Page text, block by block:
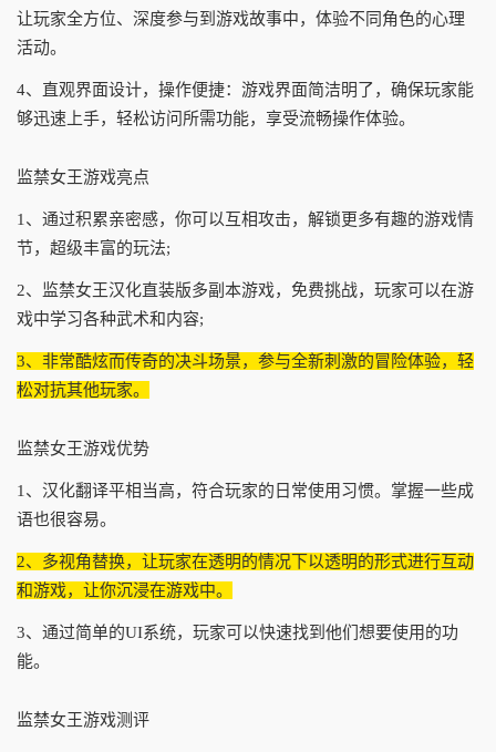
让玩家全方位、深度参与到游戏故事中，体验不同角色的心理
活动。
4、直观界面设计，操作便捷：游戏界面简洁明了，确保玩家能
够迅速上手，轻松访问所需功能，享受流畅操作体验。
监禁女王游戏亮点
1、通过积累亲密感，你可以互相攻击，解锁更多有趣的游戏情
节，超级丰富的玩法;
2、监禁女王汉化直装版多副本游戏，免费挑战，玩家可以在游
戏中学习各种武术和内容;
3、非常酷炫而传奇的决斗场景，参与全新刺激的冒险体验，轻
松对抗其他玩家。
监禁女王游戏优势
1、汉化翻译平相当高，符合玩家的日常使用习惯。掌握一些成
语也很容易。
2、多视角替换，让玩家在透明的情况下以透明的形式进行互动
和游戏，让你沉浸在游戏中。
3、通过简单的UI系统，玩家可以快速找到他们想要使用的功
能。
监禁女王游戏测评